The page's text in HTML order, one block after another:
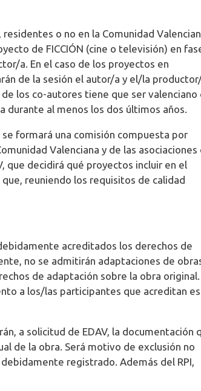
o no en la Comunidad
de FICCIÓN (cine o televisión) en
a. En el caso de los proyectos en
de la sesión el autor/a y el/la
los co-autores tiene que ser valenciano
durante al menos los dos últimos años.
formará una comisión compuesta por
Valenciana y de las asociaciones
que decidirá qué proyectos incluir en el
reuniendo los requisitos de calidad
acreditados los derechos de
no se admitirán adaptaciones de
de adaptación sobre la obra original.
a los/las participantes que acreditan
a solicitud de EDAV, la documentación
de la obra. Será motivo de exclusión no
registrado. Además del RPI,